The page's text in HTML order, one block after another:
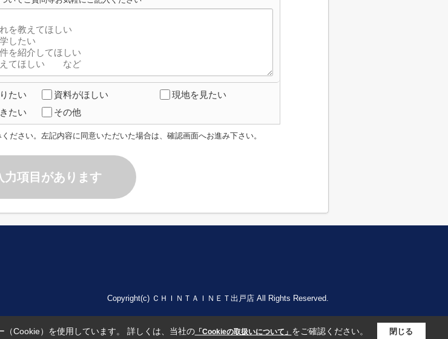
たい 資料がほしい
現地を見たい
たい
その他
ださい。左記内容に同意いただいた場合は、確認画面へお進み下さい。
力項目があります
Copyright(c) ＣＨＩＮＴＡＩＮＥＴ出戸店 All Rights Reserved.
Cookie）を使用しています。 詳しくは、当社の「Cookieの取扱いについて」 をご確認ください。 閉じる